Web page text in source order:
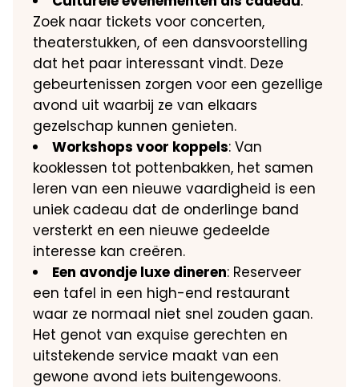
Zoek naar tickets voor concerten,
theaterstukken, of een dansvoorstelling
dat het paar interessant vindt. Deze
gebeurtenissen zorgen voor een gezellige
avond uit waarbij ze van elkaars
gezelschap kunnen genieten.
Workshops voor koppels: Van
kooklessen tot pottenbakken, het samen
leren van een nieuwe vaardigheid is een
uniek cadeau dat de onderlinge band
versterkt en een nieuwe gedeelde
interesse kan creëren.
Een avondje luxe dineren: Reserveer
een tafel in een high-end restaurant
waar ze normaal niet snel zouden gaan.
Het genot van exquise gerechten en
uitstekende service maakt van een
gewone avond iets buitengewoons.